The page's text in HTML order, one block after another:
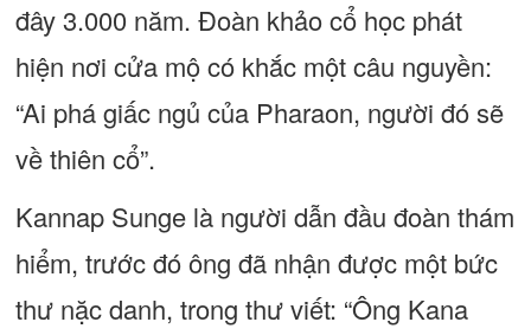
đây 3.000 năm. Đoàn khảo cổ học phát
hiện nơi cửa mộ có khắc một câu nguyền:
“Ai phá giấc ngủ của Pharaon, người đó sẽ
về thiên cổ”.
Kannap Sunge là người dẫn đầu đoàn thám
hiểm, trước đó ông đã nhận được một bức
thư nặc danh, trong thư viết: “Ông Kana